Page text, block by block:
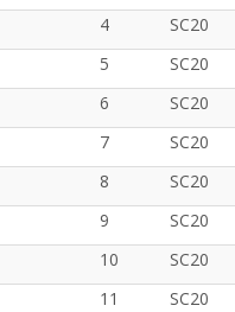
4 SC20
5 SC20
6 SC20
7 SC20
8 SC20
9 SC20
10 SC20
11 SC20